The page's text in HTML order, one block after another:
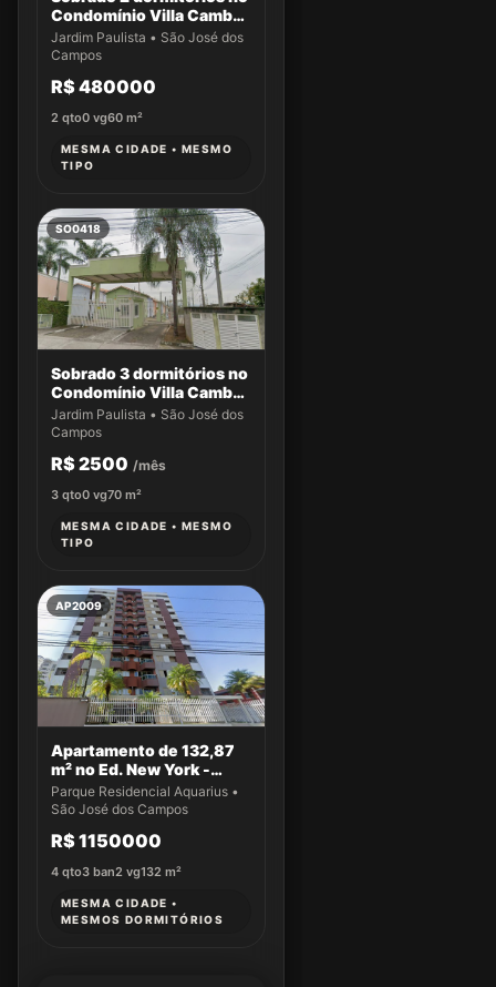
Condomínio Villa Cambuí
- Casa 059
Jardim Paulista • São José dos
Campos
R$ 480000
2 qto0 vg60 m²
MESMA CIDADE • MESMO
TIPO
SO0418
Sobrado 3 dormitórios no
Condomínio Villa Cambuí
- Casa 033
Jardim Paulista • São José dos
Campos
R$ 2500 /mês
3 qto0 vg70 m²
MESMA CIDADE • MESMO
TIPO
AP2009
Apartamento de 132,87
m² no Ed. New York -
Apto 14
Parque Residencial Aquarius •
São José dos Campos
R$ 1150000
4 qto3 ban2 vg132 m²
MESMA CIDADE •
MESMOS DORMITÓRIOS